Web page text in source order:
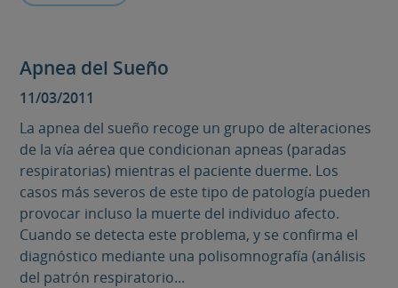
Apnea del Sueño
11/03/2011
La apnea del sueño recoge un grupo de alteraciones
de la vía aérea que condicionan apneas (paradas
respiratorias) mientras el paciente duerme. Los
casos más severos de este tipo de patología pueden
provocar incluso la muerte del individuo afecto.
Cuando se detecta este problema, y se confirma el
diagnóstico mediante una polisomnografía (análisis
del patrón respiratorio...